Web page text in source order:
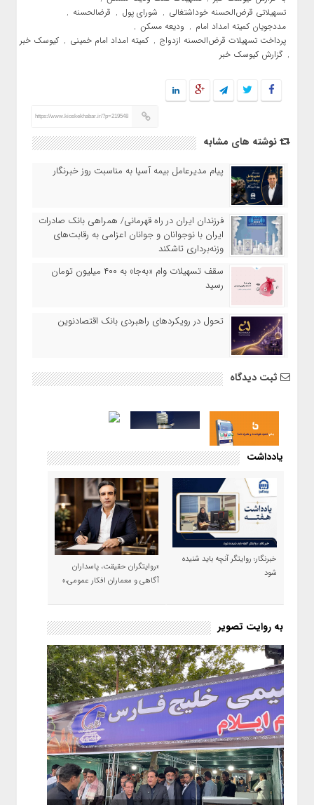
تسهیلاتی قرض‌الحسنه خوداشتغالی , شورای پول , قرضالحسنه ,
مددجویان کمیته امداد امام , ودیعه مسکن ,
پرداخت تسهیلات قرض‌الحسنه ازدواج , کمیته امداد امام خمینی , کیوسک خبر
, گزارش کیوسک خبر
https://www.kioskekhabar.ir/?p=219548
نوشته های مشابه
پیام مدیرعامل بیمه آسیا به مناسبت روز خبرنگار
​فرزندان ایران در راه قهرمانی/ همراهی بانک صادرات
ایران با نوجوانان و جوانان اعزامی به رقابت‌های
وزنه‌برداری تاشکند
سقف تسهیلات وام «به‌جا» به ۴۰۰ میلیون تومان
رسید
تحول در رویکردهای راهبردی بانک اقتصادنوین
ثبت دیدگاه
یادداشت
خبرنگار؛ روایتگر آنچه باید شنیده
شود
«روایتگران حقیقت، پاسداران
آگاهی و معماران افکار عمومی،»
به روایت تصویر